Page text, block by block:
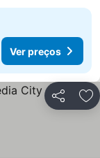
Ver preços
Partilhar